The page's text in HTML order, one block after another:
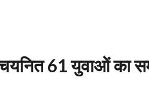
61 युवाओं का